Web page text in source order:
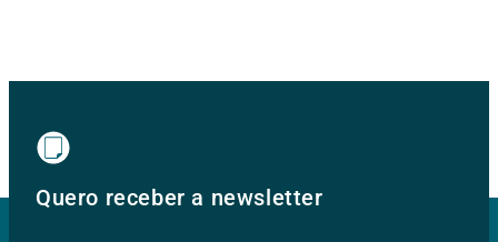
Quero receber a newsletter